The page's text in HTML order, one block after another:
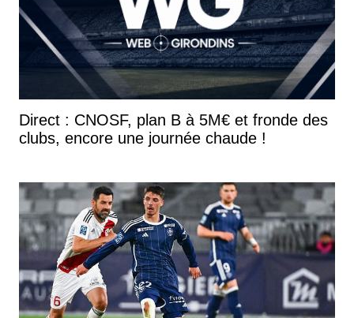
Direct : CNOSF, plan B à 5M€ et fronde des
clubs, encore une journée chaude !